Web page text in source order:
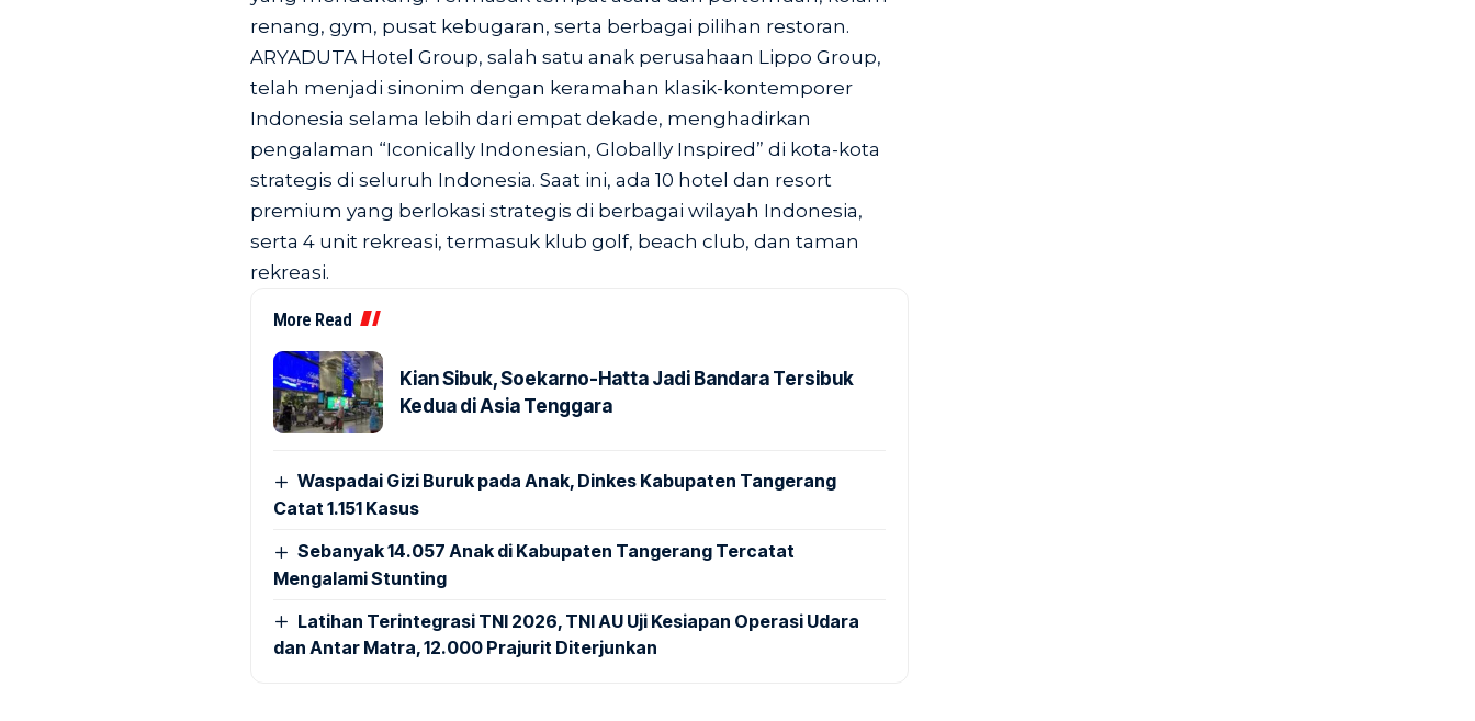
renang, gym, pusat kebugaran, serta berbagai pilihan restoran.
ARYADUTA Hotel Group, salah satu anak perusahaan Lippo Group,
telah menjadi sinonim dengan keramahan klasik-kontemporer
Indonesia selama lebih dari empat dekade, menghadirkan
pengalaman “Iconically Indonesian, Globally Inspired” di kota-kota
strategis di seluruh Indonesia. Saat ini, ada 10 hotel dan resort
premium yang berlokasi strategis di berbagai wilayah Indonesia,
serta 4 unit rekreasi, termasuk klub golf, beach club, dan taman
rekreasi.
More Read
Kian Sibuk, Soekarno-Hatta Jadi Bandara Tersibuk
Kedua di Asia Tenggara
Waspadai Gizi Buruk pada Anak, Dinkes Kabupaten Tangerang
Catat 1.151 Kasus
Sebanyak 14.057 Anak di Kabupaten Tangerang Tercatat
Mengalami Stunting
Latihan Terintegrasi TNI 2026, TNI AU Uji Kesiapan Operasi Udara
dan Antar Matra, 12.000 Prajurit Diterjunkan